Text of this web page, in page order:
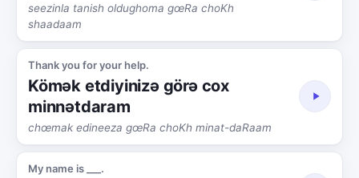
seezinla tanish oldughoma gœRa choKh
shaadaam
Thank you for your help.
Kömək etdiyinizə görə cox
minnətdaram
chœmak edineeza gœRa choKh minat-daRaam
My name is ___.